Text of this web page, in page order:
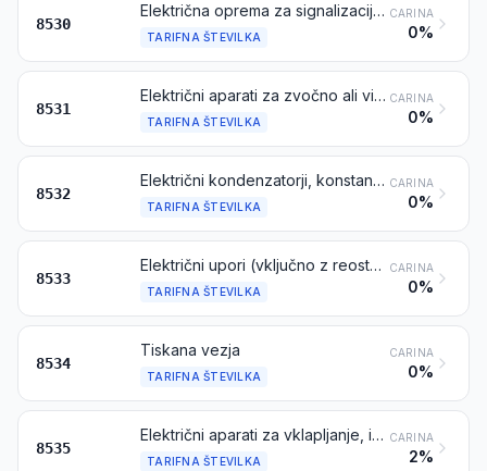
8530
Električna oprema za signalizacijo, varnost, nadzor ali upravljanje prometa po železniških ali tramvajskih progah, cestah, notranjih vodnih poteh, parkiriščih, lukah ali letališčih (razen opreme iz tarifne številke 8608)
TARIFNA ŠTEVILKA
CARINA
0%
8531
Električni aparati za zvočno ali vizualno signalizacijo (npr. zvonci, sirene, indikatorske plošče, alarmni aparati proti tatvini ali požaru), razen tistih iz tarifnih številk 8512 ali 8530
TARIFNA ŠTEVILKA
CARINA
0%
8532
Električni kondenzatorji, konstantni, spremenljivi ali nastavljivi (vnaprej nastavljeni)
TARIFNA ŠTEVILKA
CARINA
0%
8533
Električni upori (vključno z reostati in potenciometri), razen grelnih uporov
TARIFNA ŠTEVILKA
CARINA
0%
8534
Tiskana vezja
TARIFNA ŠTEVILKA
CARINA
0%
8535
Električni aparati za vklapljanje, izklapljanje ali zaščito električnih tokokrogov ali za povezavo z električnimi tokokrogi ali znotraj njih (npr. stikala, varovalke, prenapetostni odvodniki, omejevalniki napetosti, dušilni elementi motečih valov, vtiči in drugi konektorji, priključno - razdelilne omare), za napetost nad 1000 V
TARIFNA ŠTEVILKA
CARINA
2%